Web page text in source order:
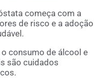
começa com a
de risco e a adoção
consumo de álcool e
são cuidados